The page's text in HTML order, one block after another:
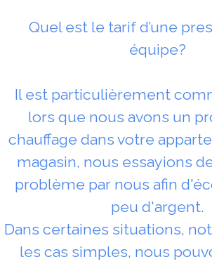
Quel est le tarif d’une
équipe?
Il est particulièrement
lors que nous avons un
chauffage dans votre
magasin, nous essayions
problème par nous afin
peu d'argent.
Dans certaines situations,
les cas simples, nous